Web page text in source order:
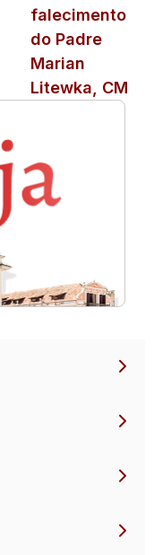
falecimento
do Padre
Marian
Litewka, CM